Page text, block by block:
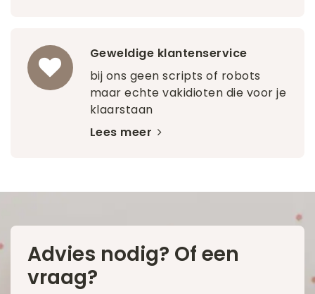
Geweldige klantenservice
bij ons geen scripts of robots
maar echte vakidioten die voor je
klaarstaan
Lees meer
Advies nodig? Of een
vraag?